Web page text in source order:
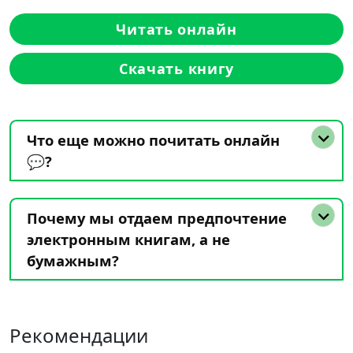
Читать онлайн
Скачать книгу
Что еще можно почитать онлайн
💬?
Почему мы отдаем предпочтение
электронным книгам, а не
бумажным?
Рекомендации